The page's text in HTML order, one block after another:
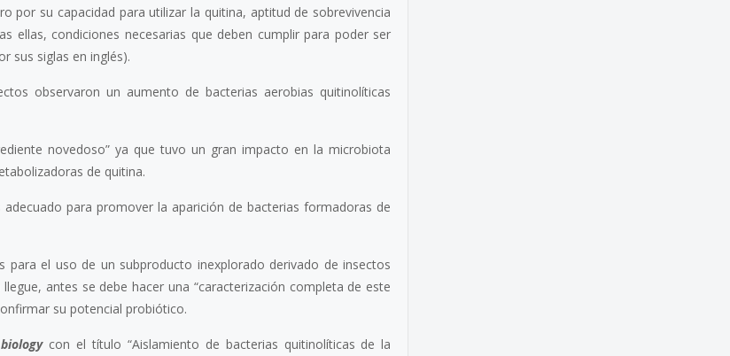
por su capacidad para utilizar la quitina, aptitud de sobrevivencia
ellas, condiciones necesarias que deben cumplir para poder ser
sus siglas en inglés).
observaron un aumento de bacterias aerobias quitinolíticas
novedoso” ya que tuvo un gran impacto en la microbiota
de quitina.
para promover la aparición de bacterias formadoras de
para el uso de un subproducto inexplorado derivado de insectos
antes se debe hacer una “caracterización completa de este
su potencial probiótico.
biologycon el título “Aislamiento de bacterias quitinolíticas de la